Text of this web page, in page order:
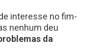
interesse no fim-
nenhum deu
da